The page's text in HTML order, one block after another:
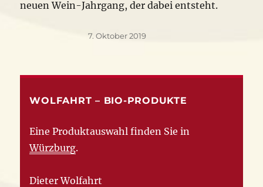
neuen Wein-Jahrgang, der dabei entsteht.
Veröffentlicht
7. Oktober 2019
WOLFAHRT – BIO-PRODUKTE
Eine Produktauswahl finden Sie in
Würzburg.
Dieter Wolfahrt